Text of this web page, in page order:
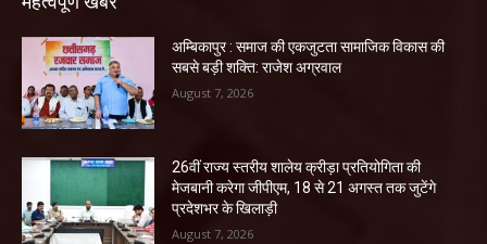
अम्बिकापुर : समाज की एकजुटता सामाजिक विकास की
सबसे बड़ी शक्ति: राजेश अग्रवाल
August 7, 2026
26वीं राज्य स्तरीय शालेय क्रीड़ा प्रतियोगिता की
मेजबानी करेगा जीपीएम, 18 से 21 अगस्त तक जुटेंगे
प्रदेशभर के खिलाड़ी
August 7, 2026